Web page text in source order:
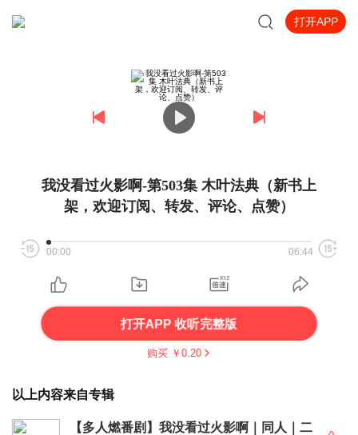
打开APP
我没看过火影啊-第503集 木叶法典（新书上
架，欢迎订阅、转发、评论、点赞）
00:00 06:44
打开APP 收听完整版
购买 ￥ 0.20
以上内容来自专辑
【多人燃番剧】我没看过火影啊｜同人｜二